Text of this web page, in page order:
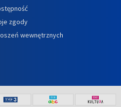
zgody
wewnętrznych